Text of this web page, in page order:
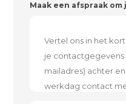
Maak een afspraak